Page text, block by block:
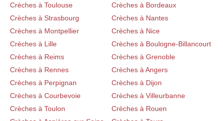
Crèches à Toulouse
Crèches à Bordeaux
Crèches à Strasbourg
Crèches à Nantes
Crèches à Montpellier
Crèches à Nice
Crèches à Lille
Crèches à Boulogne-Billancourt
Crèches à Reims
Crèches à Grenoble
Crèches à Rennes
Crèches à Angers
Crèches à Perpignan
Crèches à Dijon
Crèches à Courbevoie
Crèches à Villeurbanne
Crèches à Toulon
Crèches à Rouen